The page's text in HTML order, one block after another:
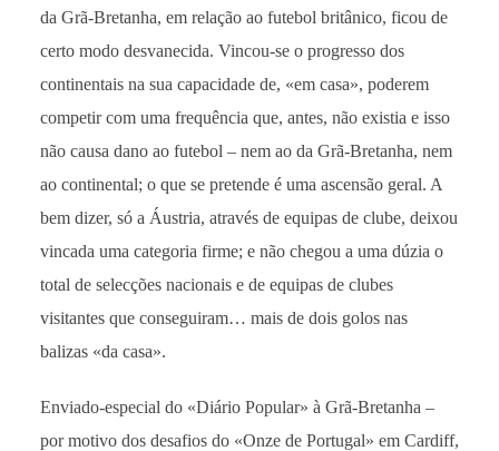
da Grã-Bretanha, em relação ao futebol britânico, ficou de
certo modo desvanecida. Vincou-se o progresso dos
continentais na sua capacidade de, «em casa», poderem
competir com uma frequência que, antes, não existia e isso
não causa dano ao futebol – nem ao da Grã-Bretanha, nem
ao continental; o que se pretende é uma ascensão geral. A
bem dizer, só a Áustria, através de equipas de clube, deixou
vincada uma categoria firme; e não chegou a uma dúzia o
total de selecções nacionais e de equipas de clubes
visitantes que conseguiram… mais de dois golos nas
balizas «da casa».
Enviado-especial do «Diário Popular» à Grã-Bretanha –
por motivo dos desafios do «Onze de Portugal» em Cardiff,